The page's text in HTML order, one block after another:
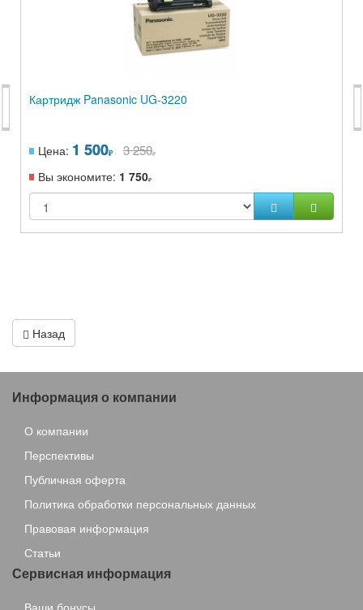
Картридж Panasonic UG-3220
Цена: 1 500 3 250
Вы экономите: 1 750
Назад
Информация о компании
О компании
Перспективы
Публичная оферта
Политика обработки персональных данных
Правовая информация
Статьи
Сервисная информация
Ваши бонусы